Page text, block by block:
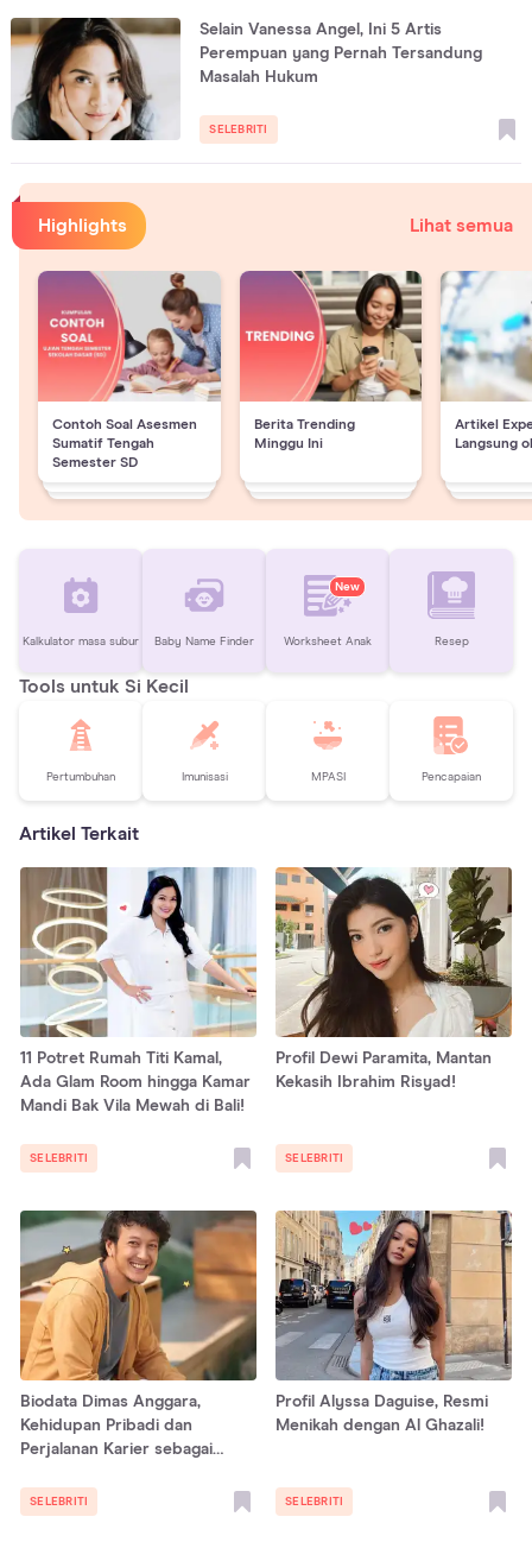
Selain Vanessa Angel, Ini 5 Artis
Perempuan yang Pernah Tersandung
Masalah Hukum
SELEBRITI
Highlights Lihat semua
Contoh Soal Asesmen
Sumatif Tengah
Semester SD
Berita Trending
Minggu Ini
Artikel
Langsung
Kalkulator masa subur Baby Name Finder
New
Worksheet Anak Resep
Tools untuk Si Kecil
Pertumbuhan Imunisasi MPASI Pencapaian
Artikel Terkait
11 Potret Rumah Titi Kamal,
Ada Glam Room hingga Kamar
Mandi Bak Vila Mewah di Bali!
SELEBRITI
Profil Dewi Paramita, Mantan
Kekasih Ibrahim Risyad!
SELEBRITI
Biodata Dimas Anggara,
Kehidupan Pribadi dan
Perjalanan Karier sebagai
SELEBRITI
Profil Alyssa Daguise, Resmi
Menikah dengan Al Ghazali!
SELEBRITI